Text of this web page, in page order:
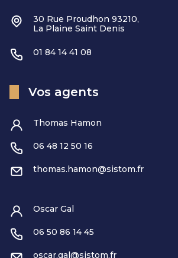
30 Rue Proudhon 93210,
La Plaine Saint Denis
01 84 14 41 08
Vos agents
Thomas Hamon
06 48 12 50 16
thomas.hamon@sistom.fr
Oscar Gal
06 50 86 14 45
oscar.gal@sistom.fr